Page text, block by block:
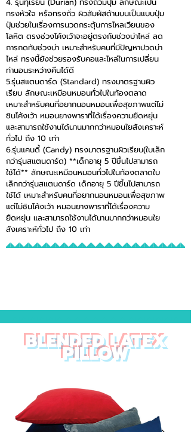
ทรงหัวใจ หรือทรงถั่ว ผิวสัมผัสด้านบนเป็นแบบปุ่ม
ปุ่มช่วยในเรื่องการนวดกระตุ้นการไหลเวียนของ
โลหิต ตรงช่วงโค้งเว้าจะอยู่ตรงกับช่วงบ่าไหล่ ลด
การกดทับช่วงบ่า เหมาะสำหรับคนที่มีปัญหาปวดบ่า
ไหล่ ทรงนี้ยังช่วยรองรับคอและไหล่ในการเปลี่ยน
ท่านอนระหว่างคืนได้ดี
5.รุ่นสแตนดาร์ด (Standard) ทรงมาตรฐานผิว
เรียบ ลักษณะเหมือนหมอนทั่วไปในท้องตลาด
เหมาะสำหรับคนที่อยากนอนหมอนเพื่อสุขภาพแต่ไม่
ชินโค้งเว้า หมอนยางพาราที่ได้เรื่องความยืดหยุ่น
และสามารถใช้งานได้นานมากกว่าหมอนใยสังเคราะห์
ทั่วไป ถึง 10 เท่า
6.รุ่นแคนดี้ (Candy) ทรงมาตรฐานผิวเรียบ(ใบเล็ก
กว่ารุ่นสแตนดาร์ด) **เด็กอายุ 5 ปีขึ้นไปสามารถ
ใช้ได้** ลักษณะเหมือนหมอนทั่วไปในท้องตลาดใบ
เล็กกว่ารุ่นสแตนดาร์ด เด็กอายุ 5 ปีขึ้นไปสามารถ
ใช้ได้ เหมาะสำหรับคนที่อยากนอนหมอนเพื่อสุขภาพ
แต่ไม่ชินโค้งเว้า หมอนยางพาราที่ได้เรื่องความ
ยืดหยุ่น และสามารถใช้งานได้นานมากกว่าหมอนใย
สังเคราะห์ทั่วไป ถึง 10 เท่า
BLENDED LATEX
PILLOW